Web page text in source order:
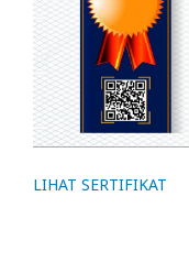
LIHAT SERTIFIKAT